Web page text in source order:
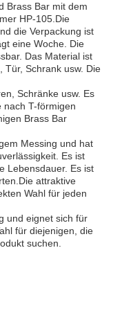
Brass Bar mit dem
HP-105.Die
die Verpackung ist
eine Woche. Die
Das Material ist
Tür, Schrank usw. Die
Schränke usw. Es
nach T-förmigen
Brass Bar
Messing und hat
Es ist
Lebensdauer. Es ist
attraktive
Wahl für jeden
und eignet sich für
für diejenigen, die
suchen.